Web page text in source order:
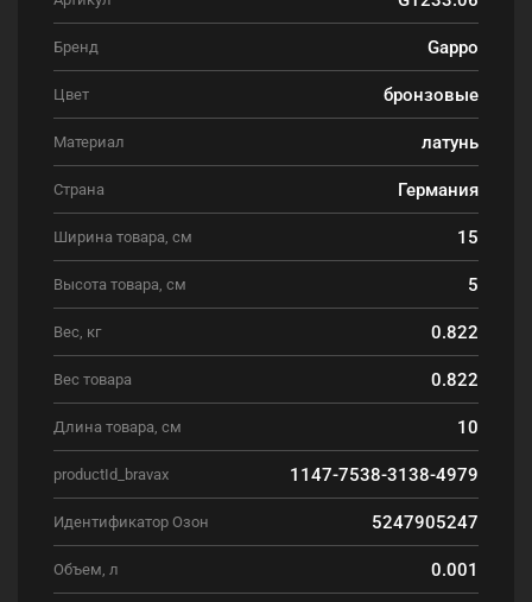
Бренд Gappo
Цвет бронзовые
Материал латунь
Страна Германия
Ширина товара, см 15
Высота товара, см 5
Вес, кг 0.822
Вес товара 0.822
Длина товара, см 10
productId_bravax 1147-7538-3138-4979
Идентификатор Озон 5247905247
Объем, л 0.001